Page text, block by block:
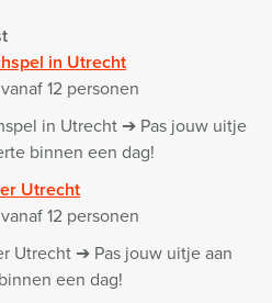
in Utrecht
vanaf 12 personen
in Utrecht ➔ Pas jouw uitje
binnen een dag!
Utrecht
vanaf 12 personen
Utrecht ➔ Pas jouw uitje aan
een dag!